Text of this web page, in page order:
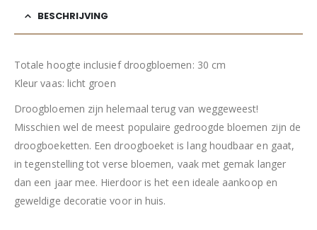
BESCHRIJVING
Totale hoogte inclusief droogbloemen: 30 cm
Kleur vaas: licht groen
Droogbloemen zijn helemaal terug van weggeweest!
Misschien wel de meest populaire gedroogde bloemen zijn de
droogboeketten. Een droogboeket is lang houdbaar en gaat,
in tegenstelling tot verse bloemen, vaak met gemak langer
dan een jaar mee. Hierdoor is het een ideale aankoop en
geweldige decoratie voor in huis.